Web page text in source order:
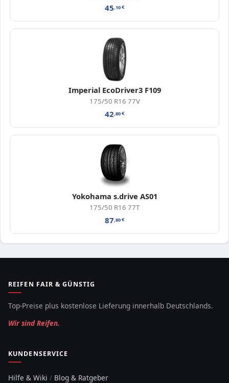
45,10€
Imperial EcoDriver3 F109
175/50 R16 77V
42,80€
Yokohama s.drive AS01
175/50 R16 77T
87,80€
REIFEN FAIR & GÜNSTIG
Top-Preise plus kostenlose Lieferung innerhalb Deutschlands.
Wir sind Reifen.
KUNDENSERVICE
Hilfe & Wiki / Blog & Ratgeber